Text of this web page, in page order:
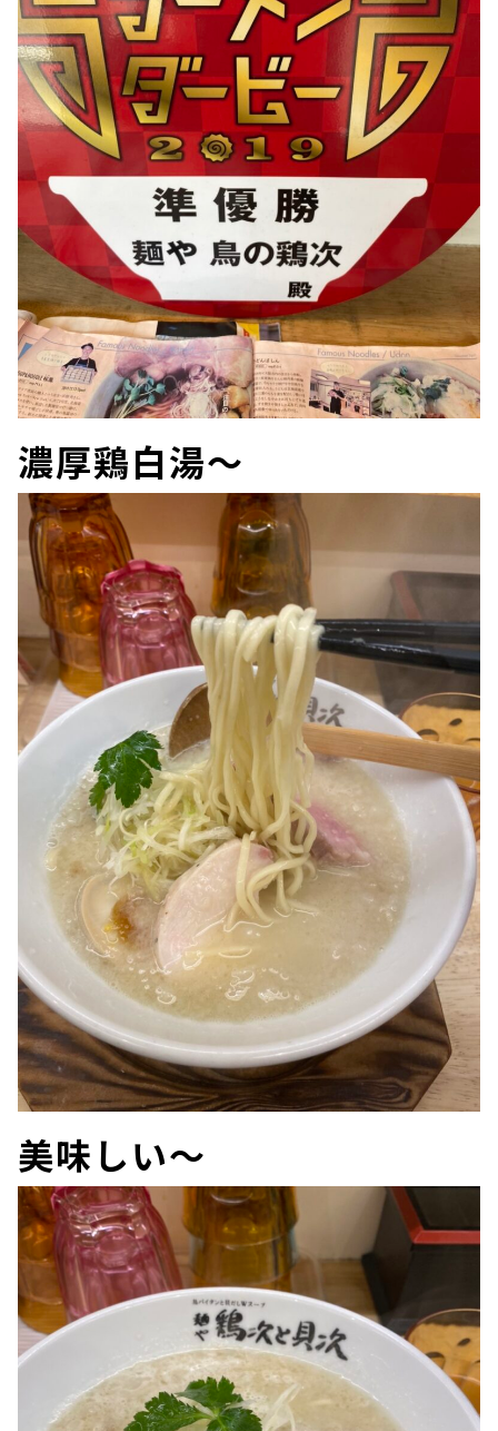
濃厚鶏白湯～
美味しい～